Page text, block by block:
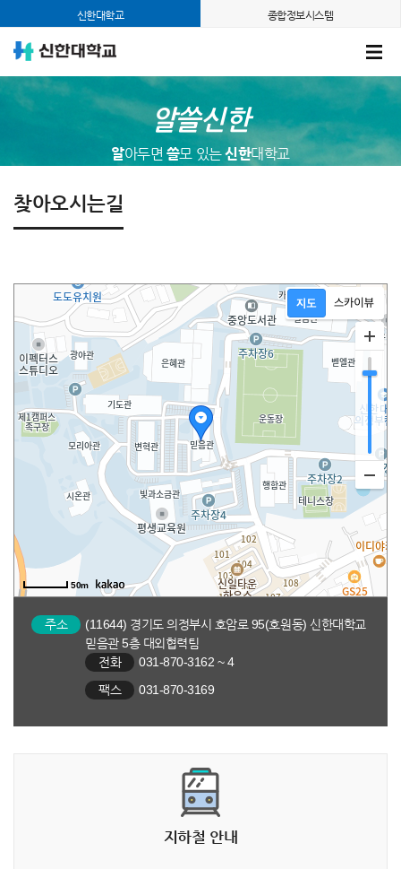
신한대학교 종합정보시스템
알쓸신한
알아두면 쓸모 있는신한대학교
찾아오시는길
50m
주소
(11644) 경기도 의정부시 호암로 95(호원동) 신한대학교
믿음관 5층 대외협력팀
전화
031-870-3162 ~ 4
팩스
031-870-3169
지하철 안내